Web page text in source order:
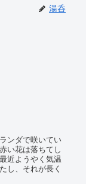
湯呑
ンダで咲いてい
い花は落ちてし
近ようやく気温
し、それが長く